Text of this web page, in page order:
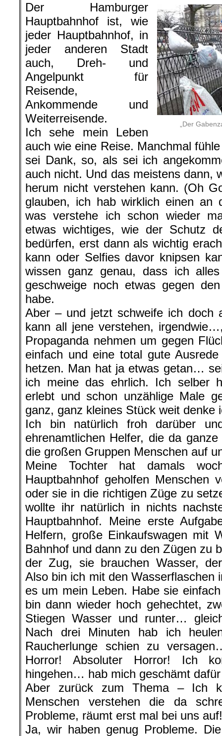
„Der
Der Hamburger
Hauptbahnhof ist, wie
jeder Hauptbahnhof, in
jeder anderen Stadt
auch, Dreh- und
Angelpunkt für
Reisende,
Ankommende und
Weiterreisende.
Ich sehe mein Leben
auch wie eine Reise. Manchmal
sei Dank, so, als sei ich
auch nicht. Und das meistens dann,
herum nicht verstehen kann. (Oh
glauben, ich hab wirklich einen an
was verstehe ich schon wieder
etwas wichtiges, wie der Schutz
bedürfen, erst dann als wichtig
kann oder Selfies davor knipsen
wissen ganz genau, dass ich
geschweige noch etwas gegen
habe.
Aber – und jetzt schweife ich
kann all jene verstehen,
Propaganda nehmen um gegen
einfach und eine total gute
hetzen. Man hat ja etwas getan…
ich meine das ehrlich. Ich selber
erlebt und schon unzählige Male
ganz, ganz kleines Stück weit denke
Ich bin natürlich froh darüber
ehrenamtlichen Helfer, die da
die großen Gruppen Menschen auf
Meine Tochter hat damals
Hauptbahnhof geholfen Menschen
oder sie in die richtigen Züge zu
wollte ihr natürlich in nichts
Hauptbahnhof. Meine erste
Helfern, große Einkaufswagen mit
Bahnhof und dann zu den Zügen zu
der Zug, sie brauchen Wasser,
Also bin ich mit den Wasserflaschen
es um mein Leben. Habe sie
bin dann wieder hoch gehechtet,
Stiegen Wasser und runter…
Nach drei Minuten hab ich
Raucherlunge schien zu
Horror! Absoluter Horror! Ich
hingehen… hab mich geschämt
Aber zurück zum Thema – Ich
Menschen verstehen die da
Probleme, räumt erst mal bei uns
Ja, wir haben genug Probleme.